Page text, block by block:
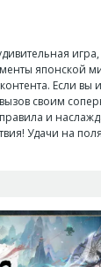
игра,
японской
Если вы
своим
и
Удачи на